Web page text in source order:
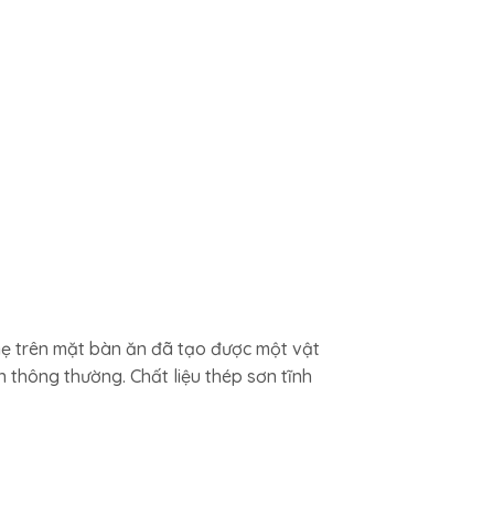
trên mặt bàn ăn đã tạo được một vật
thông thường. Chất liệu thép sơn tĩnh